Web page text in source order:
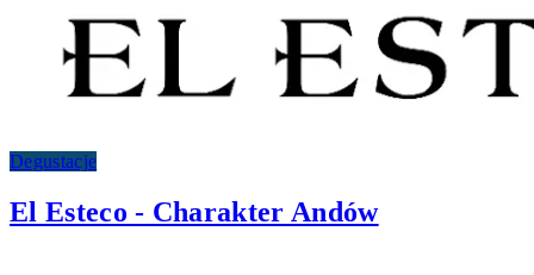
Degustacje
El Esteco - Charakter Andów